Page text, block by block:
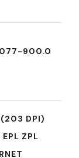
900.0
(203 DPI)
ZPL